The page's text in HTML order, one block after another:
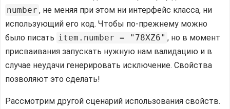
number , не меняя при этом ни интерфейс класса, ни
использующий его код. Чтобы по-прежнему можно
было писать item.number = "78XZ6" , но в момент
присваивания запускать нужную нам валидацию и в
случае неудачи генерировать исключение. Свойства
позволяют это сделать!
Рассмотрим другой сценарий использования свойств.